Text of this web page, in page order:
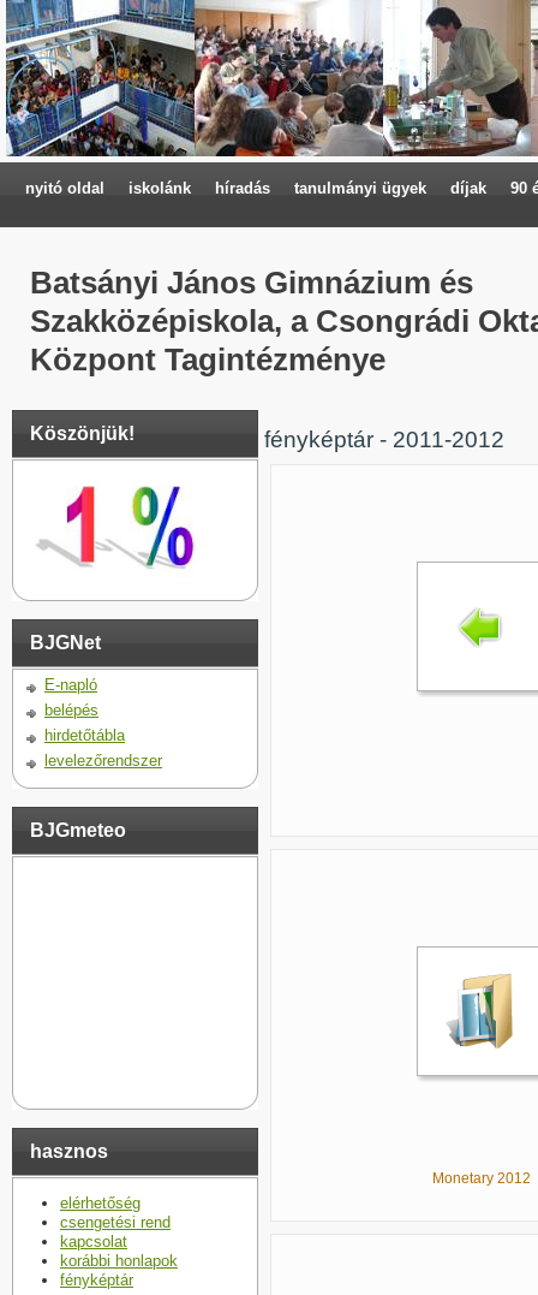
nyitó oldal iskolánk híradás tanulmányi ügyek díjak 90
Batsányi János Gimnázium és
Szakközépiskola, a Csongrádi
Központ Tagintézménye
Köszönjük!
BJGNet
E-napló
belépés
hirdetőtábla
levelezőrendszer
BJGmeteo
hasznos
elérhetőség
csengetési rend
kapcsolat
korábbi honlapok
fényképtár
fényképtár - 2011-2012
Monetary 2012